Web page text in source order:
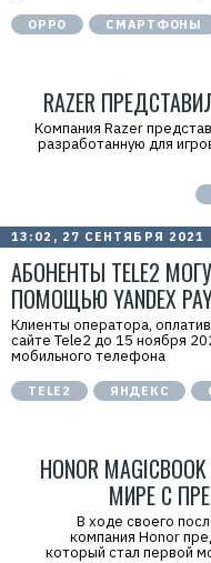
OPPO СМАРТФОНЫ
RAZER
Компания Razer
разработанную для
13:02, 27 СЕНТЯБРЯ 2021
АБОНЕНТЫ TELE2
ПОМОЩЬЮ YANDEX
Клиенты оператора,
сайте Tele2 до 15 ноября
мобильного телефона
TELE2 ЯНДЕКС
HONOR
МИРЕ С
В ходе своего
компания Honor
который стал первой